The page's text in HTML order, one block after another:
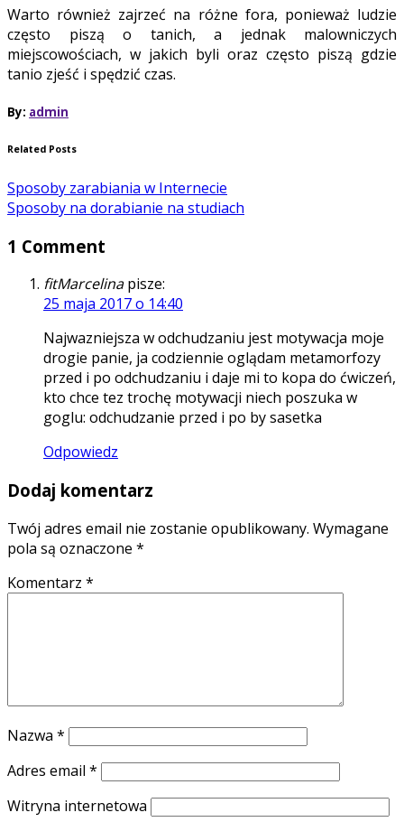
Warto również zajrzeć na różne fora, ponieważ ludzie
często piszą o tanich, a jednak malowniczych
miejscowościach, w jakich byli oraz często piszą gdzie
tanio zjeść i spędzić czas.
By: admin
Related Posts
Sposoby zarabiania w Internecie
Sposoby na dorabianie na studiach
1 Comment
fitMarcelina pisze:
25 maja 2017 o 14:40
Najwazniejsza w odchudzaniu jest motywacja moje
drogie panie, ja codziennie oglądam metamorfozy
przed i po odchudzaniu i daje mi to kopa do ćwiczeń,
kto chce tez trochę motywacji niech poszuka w
goglu: odchudzanie przed i po by sasetka
Odpowiedz
Dodaj komentarz
Twój adres email nie zostanie opublikowany. Wymagane
pola są oznaczone *
Komentarz *
Nazwa *
Adres email *
Witryna internetowa